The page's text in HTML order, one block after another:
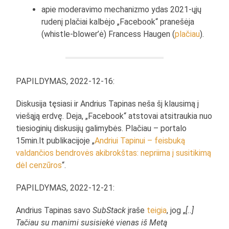
apie moderavimo mechanizmo ydas 2021-ųjų
rudenį plačiai kalbėjo „Facebook“ pranešėja
(whistle-blower’ė) Francess Haugen (plačiau).
PAPILDYMAS, 2022-12-16:
Diskusija tęsiasi ir Andrius Tapinas neša šį klausimą į
viešąją erdvę. Deja, „Facebook“ atstovai atsitraukia nuo
tiesioginių diskusijų galimybės. Plačiau – portalo
15min.lt publikacijoje „Andriui Tapinui – feisbuką
valdančios bendrovės akibrokštas: nepriima į susitikimą
dėl cenzūros“.
PAPILDYMAS, 2022-12-21:
Andrius Tapinas savoSubStack įraše teigia, jog „[..]
Tačiau su manimi susisiekė vienas iš Metą